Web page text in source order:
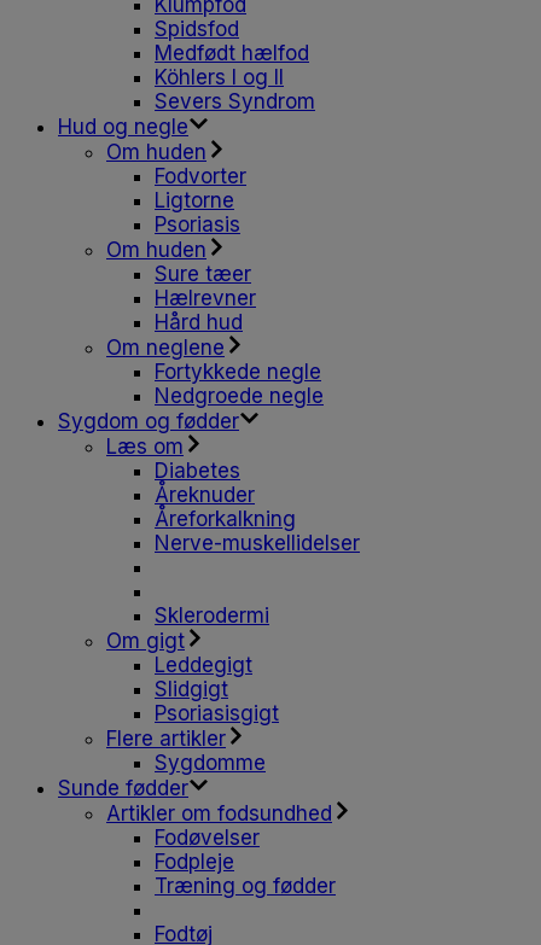
Klumpfod
Spidsfod
Medfødt hælfod
Köhlers I og II
Severs Syndrom
Hud og negle
Om huden
Fodvorter
Ligtorne
Psoriasis
Om huden
Sure tæer
Hælrevner
Hård hud
Om neglene
Fortykkede negle
Nedgroede negle
Sygdom og fødder
Læs om
Diabetes
Åreknuder
Åreforkalkning
Nerve-muskellidelser
Sklerodermi
Om gigt
Leddegigt
Slidgigt
Psoriasisgigt
Flere artikler
Sygdomme
Sunde fødder
Artikler om fodsundhed
Fodøvelser
Fodpleje
Træning og fødder
Fodtøj